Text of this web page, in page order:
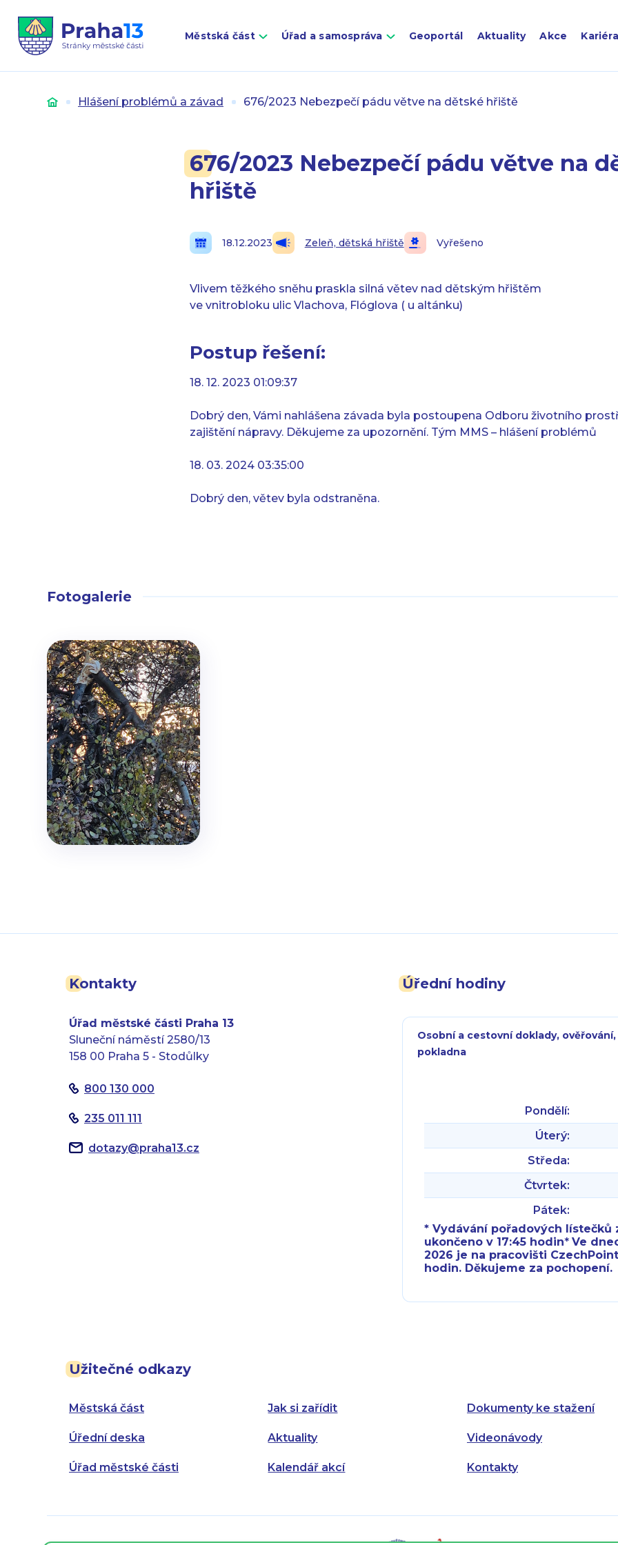
Městská část Úřad a samospráva Geoportál Aktuality Akce Kariéra
Úvod Hlášení problémů a závad 676/2023 Nebezpečí pádu větve na dětské hřiště
676/2023 Nebezpečí pádu větve na
hřiště
18.12.2023 Zeleň, dětská hřiště Vyřešeno
Vlivem těžkého sněhu praskla silná větev nad dětským hřištěm
ve vnitrobloku ulic Vlachova, Flóglova ( u altánku)
Postup řešení:
18. 12. 2023 01:09:37
Dobrý den, Vámi nahlášena závada byla postoupena Odboru životního
zajištění nápravy. Děkujeme za upozornění. Tým MMS – hlášení problémů
18. 03. 2024 03:35:00
Dobrý den, větev byla odstraněna.
Fotogalerie
Kontakty
Úřad městské části Praha 13
Sluneční náměstí 2580/13
158 00 Praha 5 - Stodůlky
800 130 000
235 011 111
dotazy@praha13.cz
Užitečné odkazy
Městská část
Úřední deska
Úřad městské části
Jak si zařídit
Aktuality
Kalendář akcí
Dokumenty ke stažení
Videonávody
Kontakty
Úřední hodiny
Osobní a cestovní doklady,
pokladna
Pondělí:
Úterý:
Středa:
Čtvrtek:
Pátek:
* Vydávání pořadových
ukončeno v 17:45 hodin*Ve
2026 je na pracovišti
hodin. Děkujeme za pochopení.
Pátek: